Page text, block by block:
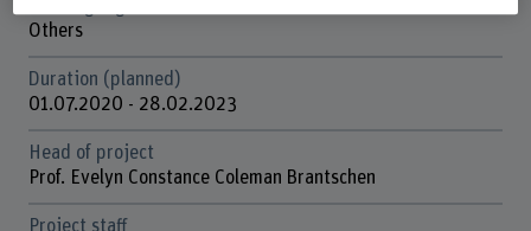
Others
Duration (planned)
01.07.2020 - 28.02.2023
Head of project
Prof. Evelyn Constance Coleman Brantschen
Project staff